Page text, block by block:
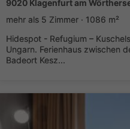
9020 Klagenfurt am
mehr als 5 Zimmer · 1086 m²
Hidespot - Refugium –
Ungarn. Ferienhaus zwischen
Badeort Kesz...